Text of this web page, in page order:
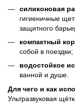
силиконовая
гигиеничные
защитного
компактный
собой в поездки;
водостойкое
ванной и душе.
Для чего и как
Ультразвуковая